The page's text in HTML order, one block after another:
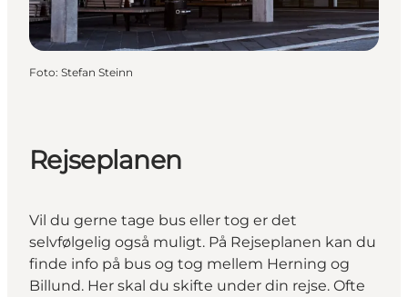
Foto: Stefan Steinn
Rejseplanen
Vil du gerne tage bus eller tog er det
selvfølgelig også muligt. På Rejseplanen kan du
finde info på bus og tog mellem Herning og
Billund. Her skal du skifte under din rejse. Ofte